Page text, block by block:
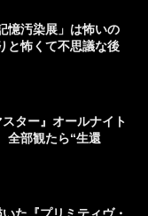
憶汚染展」は怖いの
怖くて不思議な後
ター』オールナイト
全部観たら“生還
た『プリミティヴ・